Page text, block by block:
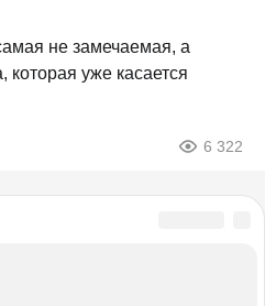
не замечаемая, а
которая уже касается
6 322